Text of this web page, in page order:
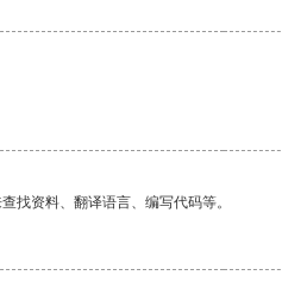
找资料、翻译语言、编写代码等。